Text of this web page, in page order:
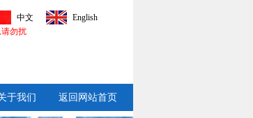
中文
English
勿扰
于我们 返回网站首页